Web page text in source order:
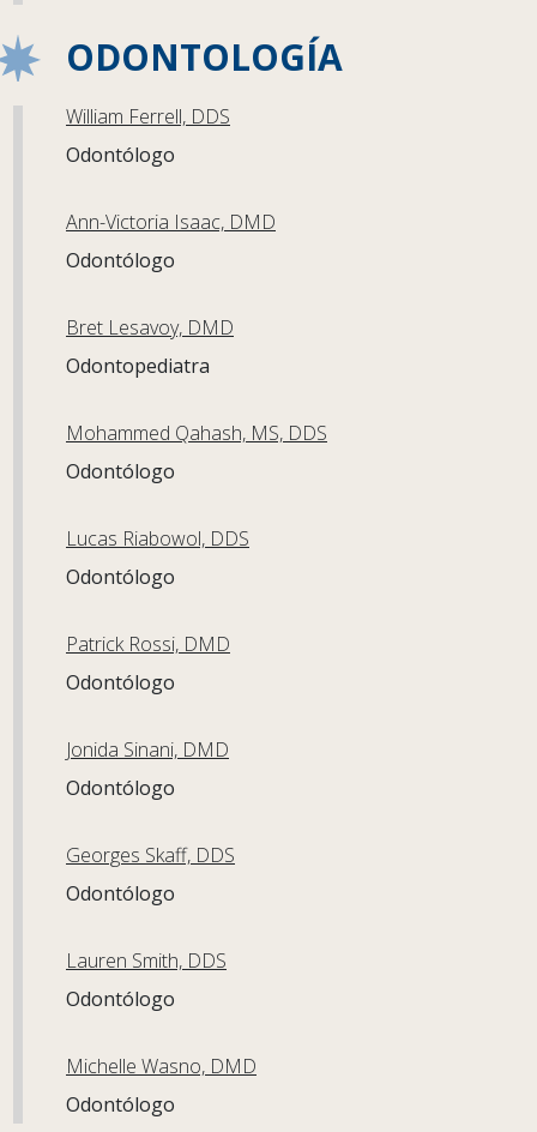
ODONTOLOGÍA
William Ferrell, DDS
Odontólogo
Ann-Victoria Isaac, DMD
Odontólogo
Bret Lesavoy, DMD
Odontopediatra
Mohammed Qahash, MS, DDS
Odontólogo
Lucas Riabowol, DDS
Odontólogo
Patrick Rossi, DMD
Odontólogo
Jonida Sinani, DMD
Odontólogo
Georges Skaff, DDS
Odontólogo
Lauren Smith, DDS
Odontólogo
Michelle Wasno, DMD
Odontólogo